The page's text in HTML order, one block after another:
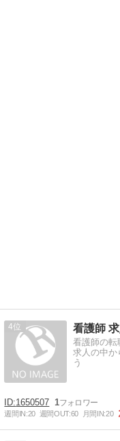
4 看護師
看護師の転
求人の中か
う
1650507 1
週間IN:20 週間OUT:60 月間IN:20